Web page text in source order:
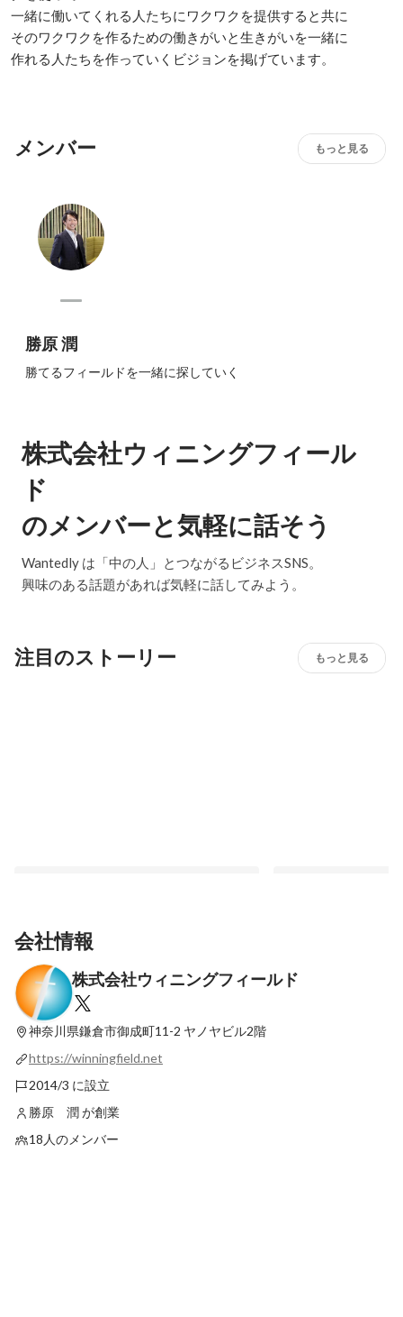
一緒に働いてくれる人たちにワクワクを提供すると共に
そのワクワクを作るための働きがいと生きがいを一緒に
作れる人たちを作っていくビジョンを掲げています。
メンバー もっと見る
勝原 潤
勝てるフィールドを一緒に探していく
株式会社ウィニングフィール
ド
のメンバーと気軽に話そう
Wantedly は「中の人」とつながるビジネスSNS。
興味のある話題があれば気軽に話してみよう。
注目のストーリー もっと見る
『コミュニティカンパニー宣言』を致しま
した
最新順で表示
鎌倉なら人力車で聞
会社情報
株式会社ウィニングフィールド
神奈川県鎌倉市御成町11-2 ヤノヤビル2階
https://winningfield.net
2014/3 に設立
勝原 潤 が創業
18人のメンバー